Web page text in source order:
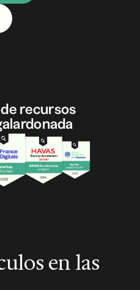
recursos
en las